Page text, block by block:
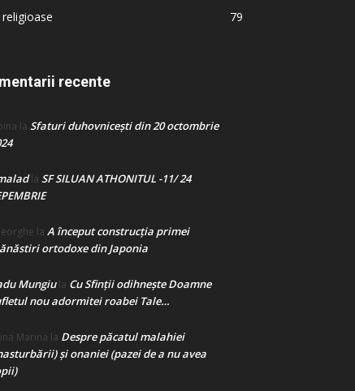
79
recente
la Sfaturi duhovnicești din 20 octombrie
la SF SILUAN ATHONITUL -11/ 24
la A început construcţia primei
ortodoxe din Japonia
Mungiula Cu Sfinții odihnește Doamne
nou adormitei roabei Tale…
Marina la Despre păcatul malahiei
şi onaniei (pazei de a nu avea